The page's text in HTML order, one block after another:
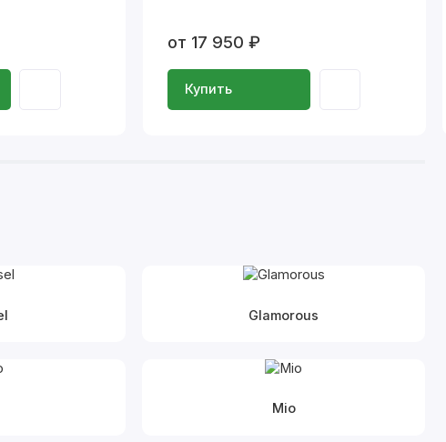
от 17 950 ₽
Купить
Glamorous
Mio